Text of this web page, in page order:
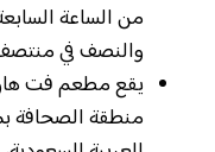
من الساعة
والنصف في
يقع مطعم فت